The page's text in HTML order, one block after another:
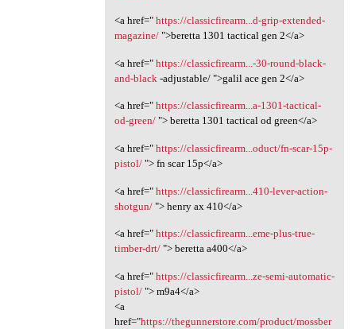
<a href=" https://classicfirearm...d-grip-extended-
magazine/">beretta 1301 tactical gen 2</a>
<a href=" https://classicfirearm...-30-round-black-
and-black -adjustable/ ">galil ace gen 2</a>
<a href=" https://classicfirearm...a-1301-tactical-
od-green/"> beretta 1301 tactical od green</a>
<a href=" https://classicfirearm...oduct/fn-scar-15p-
pistol/"> fn scar 15p</a>
<a href=" https://classicfirearm...410-lever-action-
shotgun/"> henry ax 410</a>
<a href=" https://classicfirearm...eme-plus-true-
timber-drt/"> beretta a400</a>
<a href=" https://classicfirearm...ze-semi-automatic-
pistol/"> m9a4</a>
<a
href="https://thegunnerstore.com/product/mossber